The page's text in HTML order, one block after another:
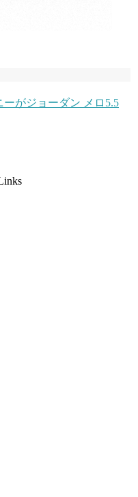
がジョーダン メロ5.5